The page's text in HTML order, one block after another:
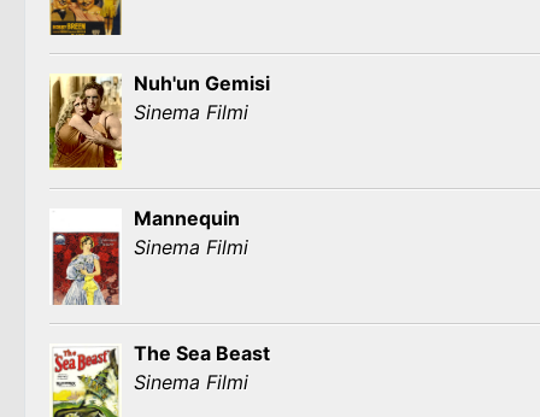
Nuh'un Gemisi
Sinema Filmi
Mannequin
Sinema Filmi
The Sea Beast
Sinema Filmi